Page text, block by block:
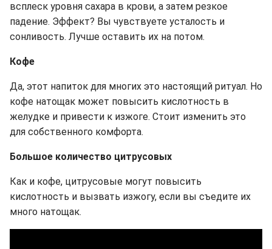
всплеск уровня сахара в крови, а затем резкое
падение. Эффект? Вы чувствуете усталость и
сонливость. Лучше оставить их на потом.
Кофе
Да, этот напиток для многих это настоящий ритуал. Но
кофе натощак может повысить кислотность в
желудке и привести к изжоге. Стоит изменить это
для собственного комфорта.
Большое количество цитрусовых
Как и кофе, цитрусовые могут повысить
кислотность и вызвать изжогу, если вы съедите их
много натощак.